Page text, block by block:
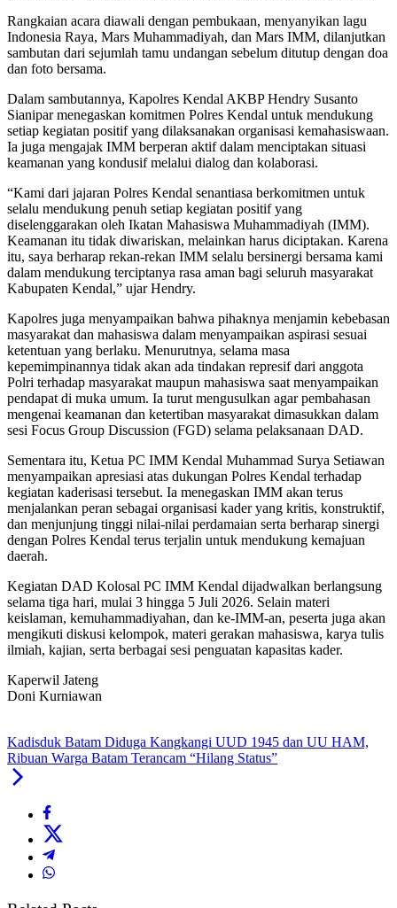
Rangkaian acara diawali dengan pembukaan, menyanyikan lagu
Indonesia Raya, Mars Muhammadiyah, dan Mars IMM, dilanjutkan
sambutan dari sejumlah tamu undangan sebelum ditutup dengan doa
dan foto bersama.
Dalam sambutannya, Kapolres Kendal AKBP Hendry Susanto
Sianipar menegaskan komitmen Polres Kendal untuk mendukung
setiap kegiatan positif yang dilaksanakan organisasi kemahasiswaan.
Ia juga mengajak IMM berperan aktif dalam menciptakan situasi
keamanan yang kondusif melalui dialog dan kolaborasi.
“Kami dari jajaran Polres Kendal senantiasa berkomitmen untuk
selalu mendukung penuh setiap kegiatan positif yang
diselenggarakan oleh Ikatan Mahasiswa Muhammadiyah (IMM).
Keamanan itu tidak diwariskan, melainkan harus diciptakan. Karena
itu, saya berharap rekan-rekan IMM selalu bersinergi bersama kami
dalam mendukung terciptanya rasa aman bagi seluruh masyarakat
Kabupaten Kendal,” ujar Hendry.
Kapolres juga menyampaikan bahwa pihaknya menjamin kebebasan
masyarakat dan mahasiswa dalam menyampaikan aspirasi sesuai
ketentuan yang berlaku. Menurutnya, selama masa
kepemimpinannya tidak akan ada tindakan represif dari anggota
Polri terhadap masyarakat maupun mahasiswa saat menyampaikan
pendapat di muka umum. Ia turut mengusulkan agar pembahasan
mengenai keamanan dan ketertiban masyarakat dimasukkan dalam
sesi Focus Group Discussion (FGD) selama pelaksanaan DAD.
Sementara itu, Ketua PC IMM Kendal Muhammad Surya Setiawan
menyampaikan apresiasi atas dukungan Polres Kendal terhadap
kegiatan kaderisasi tersebut. Ia menegaskan IMM akan terus
menjalankan peran sebagai organisasi kader yang kritis, konstruktif,
dan menjunjung tinggi nilai-nilai perdamaian serta berharap sinergi
dengan Polres Kendal terus terjalin untuk mendukung kemajuan
daerah.
Kegiatan DAD Kolosal PC IMM Kendal dijadwalkan berlangsung
selama tiga hari, mulai 3 hingga 5 Juli 2026. Selain materi
keislaman, kemuhammadiyahan, dan ke-IMM-an, peserta juga akan
mengikuti diskusi kelompok, materi gerakan mahasiswa, karya tulis
ilmiah, kajian, serta berbagai sesi penguatan kapasitas kader.
Kaperwil Jateng
Doni Kurniawan
Kadisduk Batam Diduga Kangkangi UUD 1945 dan UU HAM,
Ribuan Warga Batam Terancam “Hilang Status”